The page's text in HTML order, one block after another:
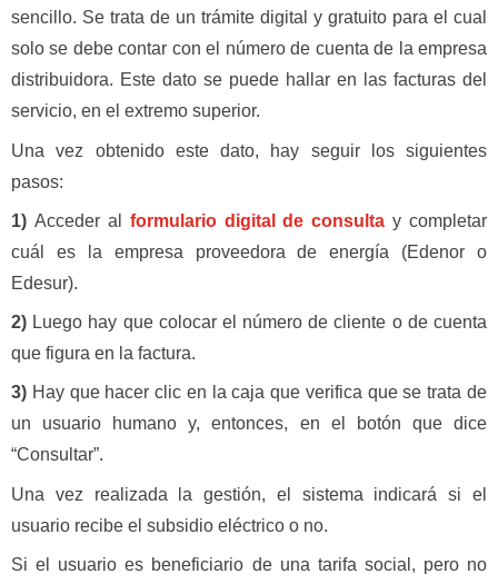
sencillo. Se trata de un trámite digital y gratuito para el cual
solo se debe contar con el número de cuenta de la empresa
distribuidora. Este dato se puede hallar en las facturas del
servicio, en el extremo superior.
Una vez obtenido este dato, hay seguir los siguientes
pasos:
1) Acceder al formulario digital de consulta y completar
cuál es la empresa proveedora de energía (Edenor o
Edesur).
2) Luego hay que colocar el número de cliente o de cuenta
que figura en la factura.
3) Hay que hacer clic en la caja que verifica que se trata de
un usuario humano y, entonces, en el botón que dice
“Consultar”.
Una vez realizada la gestión, el sistema indicará si el
usuario recibe el subsidio eléctrico o no.
Si el usuario es beneficiario de una tarifa social, pero no